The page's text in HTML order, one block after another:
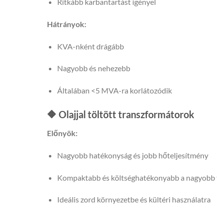
Hátrányok:
KVA-nként drágább
Nagyobb és nehezebb
Általában <5 MVA-ra korlátozódik
🔶 Olajjal töltött transzformátorok
Előnyök:
Nagyobb hatékonyság és jobb hőteljesítmény
Kompaktabb és költséghatékonyabb a
Ideális zord környezetbe és kültéri használatra